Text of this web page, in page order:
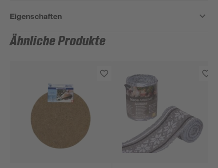
Eigenschaften
Ähnliche Produkte